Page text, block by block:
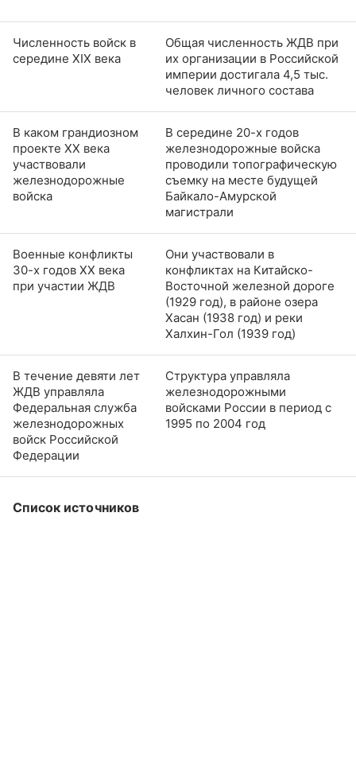
Численность войск в
середине XIX века
Общая численность ЖДВ при
их организации в Российской
империи достигала 4,5 тыс.
человек личного состава
В каком грандиозном
проекте XX века
участвовали
железнодорожные
войска
В середине 20-х годов
железнодорожные войска
проводили топографическую
съемку на месте будущей
Байкало-Амурской
магистрали
Военные конфликты
30-х годов XX века
при участии ЖДВ
Они участвовали в
конфликтах на Китайско-
Восточной железной дороге
(1929 год), в районе озера
Хасан (1938 год) и реки
Халхин-Гол (1939 год)
В течение девяти лет
ЖДВ управляла
Федеральная служба
железнодорожных
войск Российской
Федерации
Структура управляла
железнодорожными
войсками России в период с
1995 по 2004 год
Список источников